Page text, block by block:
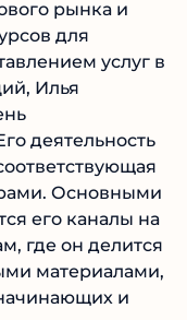
является
рынка и
для
услуг
Илья
имеется
на
где он